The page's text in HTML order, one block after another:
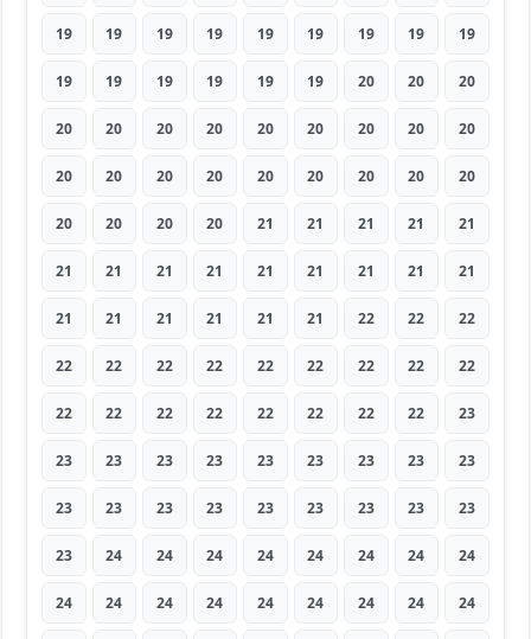
19 19 19 19 19 19 19 19 19
19 19 19 19 19 19 20 20 20
20 20 20 20 20 20 20 20 20
20 20 20 20 20 20 20 20 20
20 20 20 20 21 21 21 21 21
21 21 21 21 21 21 21 21 21
21 21 21 21 21 21 22 22 22
22 22 22 22 22 22 22 22 22
22 22 22 22 22 22 22 22 23
23 23 23 23 23 23 23 23 23
23 23 23 23 23 23 23 23 23
23 24 24 24 24 24 24 24 24
24 24 24 24 24 24 24 24 24